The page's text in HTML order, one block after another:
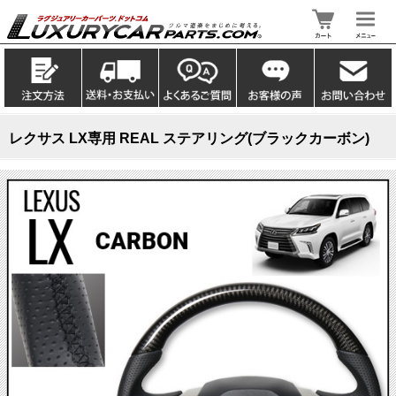
レクサス LX専用 REAL ステアリング(ブラックカーボン)